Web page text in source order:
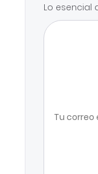
Lo esencial